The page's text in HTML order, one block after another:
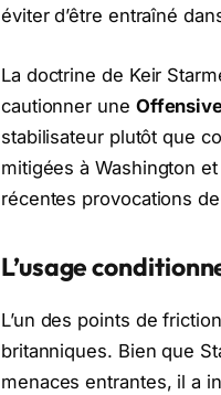
éviter d’être entraîné
La doctrine de Keir
cautionner une
stabilisateur plutôt que
mitigées à Washington
récentes provocations
L’usage
L’un des points de
britanniques. Bien que
menaces entrantes, il a